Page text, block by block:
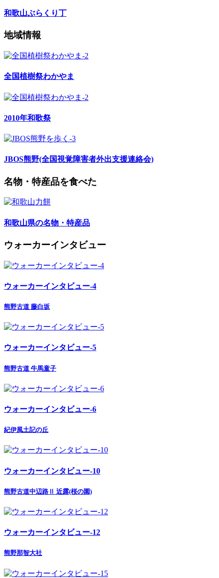
和歌山ぶらくり丁
地域情報
全国植樹祭わかやま
2010年和歌祭
JBOS熊野(全国視覚障害者外出支援連絡会)
名物・特産品を食べた
和歌山県の名物・特産品
ウォーカーインタビュー
ウォーカーインタビュー-4
熊野古道 藤白坂
ウォーカーインタビュー-5
熊野古道 牛馬童子
ウォーカーインタビュー-6
紀伊風土記の丘
ウォーカーインタビュー-10
熊野古道中辺路Ⅱ 近露(桜の園)
ウォーカーインタビュー-12
熊野那智大社